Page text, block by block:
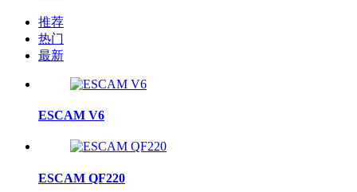
推荐
热门
最新
ESCAM V6
ESCAM QF220